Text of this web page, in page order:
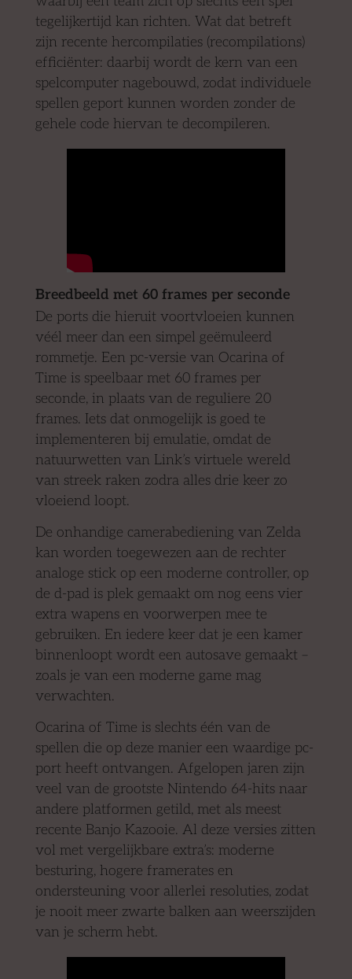
tegelijkertijd kan richten. Wat dat betreft
zijn recente hercompilaties (recompilations)
efficiënter: daarbij wordt de kern van een
spelcomputer nagebouwd, zodat individuele
spellen geport kunnen worden zonder de
gehele code hiervan te decompileren.
Breedbeeld met 60 frames per seconde
De ports die hieruit voortvloeien kunnen
véél meer dan een simpel geëmuleerd
rommetje. Een pc-versie van Ocarina of
Time is speelbaar met 60 frames per
seconde, in plaats van de reguliere 20
frames. Iets dat onmogelijk is goed te
implementeren bij emulatie, omdat de
natuurwetten van Link’s virtuele wereld
van streek raken zodra alles drie keer zo
vloeiend loopt.
De onhandige camerabediening van Zelda
kan worden toegewezen aan de rechter
analoge stick op een moderne controller, op
de d-pad is plek gemaakt om nog eens vier
extra wapens en voorwerpen mee te
gebruiken. En iedere keer dat je een kamer
binnenloopt wordt een autosave gemaakt –
zoals je van een moderne game mag
verwachten.
Ocarina of Time is slechts één van de
spellen die op deze manier een waardige pc-
port heeft ontvangen. Afgelopen jaren zijn
veel van de grootste Nintendo 64-hits naar
andere platformen getild, met als meest
recente Banjo Kazooie. Al deze versies zitten
vol met vergelijkbare extra’s: moderne
besturing, hogere framerates en
ondersteuning voor allerlei resoluties, zodat
je nooit meer zwarte balken aan weerszijden
van je scherm hebt.